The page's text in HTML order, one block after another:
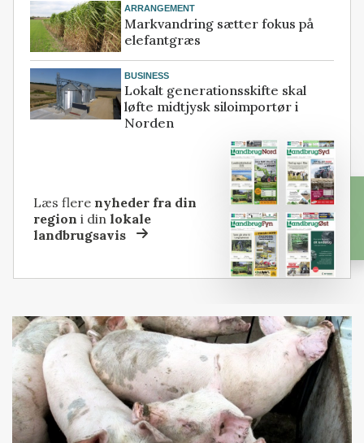
ARRANGEMENT
Markvandring sætter fokus på
elefantgræs
BUSINESS
Lokalt generationsskifte skal
løfte midtjysk siloimportør i
Norden
Læs flere nyheder fra din
region i dinlokale
landbrugsavis